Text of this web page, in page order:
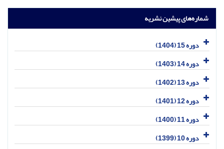
شماره‌های پیشین نشریه
دوره 15 (1404)
دوره 14 (1403)
دوره 13 (1402)
دوره 12 (1401)
دوره 11 (1400)
دوره 10 (1399)